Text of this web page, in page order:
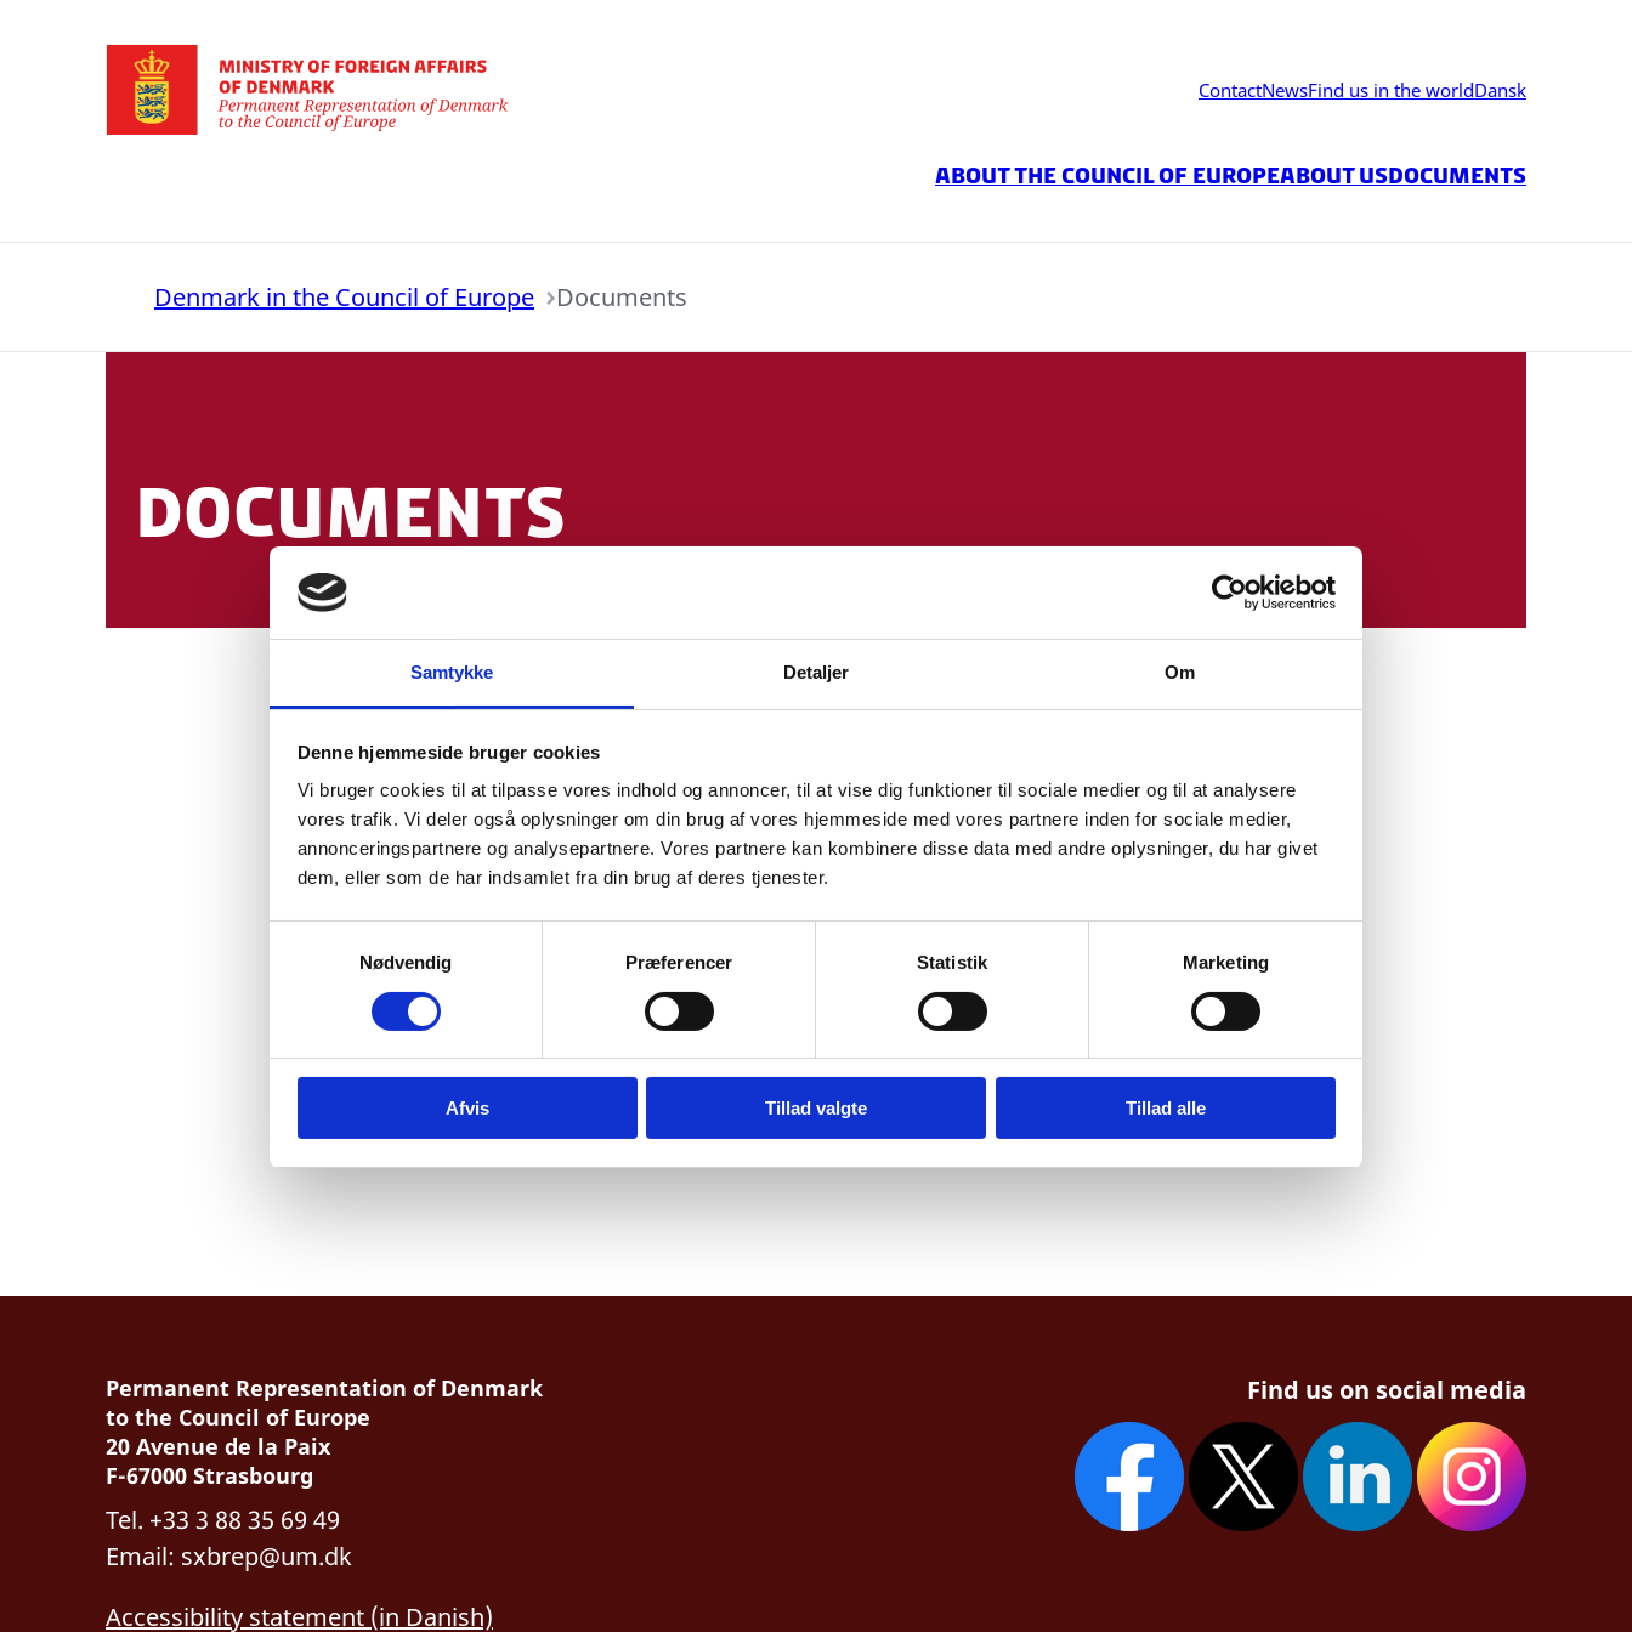
Samtykke Detaljer Om
Denne hjemmeside bruger cookies
Vi bruger cookies til at tilpasse vores indhold og annoncer, til at vise dig funktioner til sociale medier og til at analysere
vores trafik. Vi deler også oplysninger om din brug af vores hjemmeside med vores partnere inden for sociale medier,
annonceringspartnere og analysepartnere. Vores partnere kan kombinere disse data med andre oplysninger, du har givet
dem, eller som de har indsamlet fra din brug af deres tjenester.
v
Nødvendig Præferencer Statistik Marketing
Afvis Tillad valgte Tillad alle
ContactNewsFind us in the worldDansk
About the Council of EuropeAbout usDocuments
Denmark in the Council of Europe Documents
Documents
Council of Europe Publications
Statute of theCouncil of Europe
European Convention on Human Rights
Reports to the Danish Parliament
Report to the Danish Parliament 2025
Report to the Danish Parliament 2024
Permanent Representation of Denmark
to the Council of Europe
20 Avenue de la Paix
F-67000 Strasbourg
Tel. +33 3 88 35 69 49
Email: sxbrep@um.dk
Accessibility statement (in Danish)
Find us on social media